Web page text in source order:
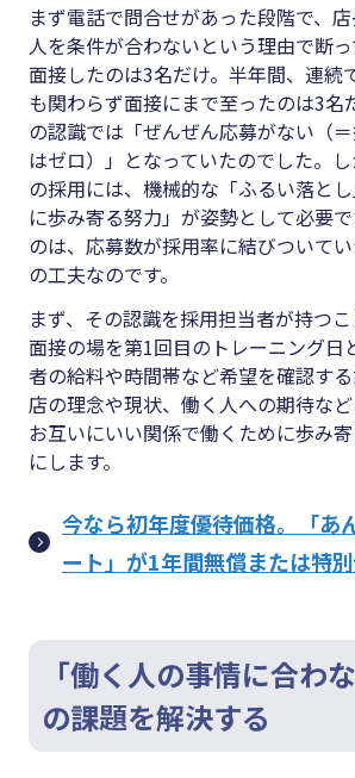
まず電話で問合せがあった段階で、
人を条件が合わないという理由で断
面接したのは3名だけ。半年間、連続
も関わらず面接にまで至ったのは3名
の認識では「ぜんぜん応募がない（
はゼロ）」となっていたのでした。
の採用には、機械的な「ふるい落と
に歩み寄る努力」が姿勢として必要
のは、応募数が採用率に結びついて
の工夫なのです。
まず、その認識を採用担当者が持つこ
面接の場を第1回目のトレーニング日
者の給料や時間帯など希望を確認す
店の理念や現状、働く人への期待など
お互いにいい関係で働くために歩み
にします。
今なら初年度優待価格。「あ
ート」が1年間無償または特別
「働く人の事情に合わ
の課題を解決する